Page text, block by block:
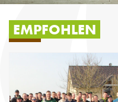
EMPFOHLEN